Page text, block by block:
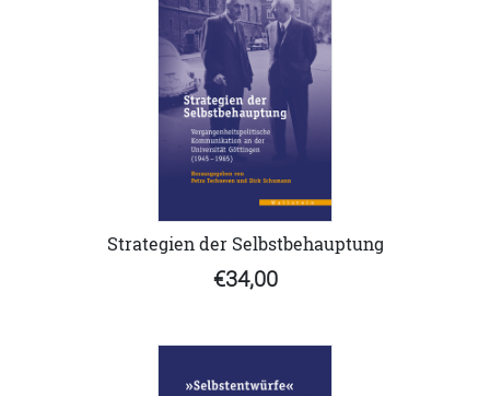
Strategien der Selbstbehauptung
€34,00